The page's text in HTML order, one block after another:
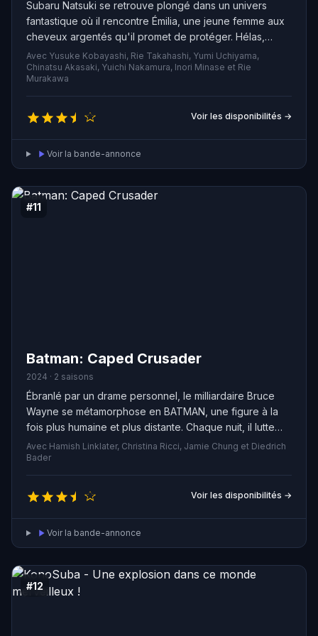
Subaru Natsuki se retrouve plongé dans un univers
fantastique où il rencontre Émilia, une jeune femme aux
cheveux argentés qu'il promet de protéger. Hélas,
Subaru perd rapidement la vie, mais il découvre qu'il
ressuscite chaque fois, revenant systématiquement à
son point de départ. Ainsi commence une lutte sans fin
pour Subaru, qui s'engage à transformer
progressivement le cours des événements à venir.
Avec Yusuke Kobayashi, Rie Takahashi, Yumi Uchiyama,
Chinatsu Akasaki, Yuichi Nakamura, Inori Minase et Rie
Murakawa
Voir les disponibilités →
Voir la bande-annonce
#11
Batman: Caped Crusader
2024 · 2 saisons
Ébranlé par un drame personnel, le milliardaire Bruce
Wayne se métamorphose en BATMAN, une figure à la
fois plus humaine et plus distante. Chaque nuit, il lutte
solitairement et sans relâche contre la criminalité.
Avec Hamish Linklater, Christina Ricci, Jamie Chung et Diedrich
Bader
Voir les disponibilités →
Voir la bande-annonce
#12